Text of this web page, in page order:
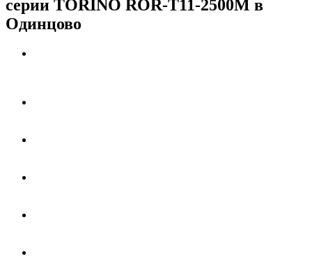
серии TORINO ROR-T11-2500M в
Одинцово